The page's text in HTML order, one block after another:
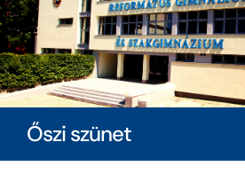
Felvételizőknek
Diákoknak
Őszi szünet